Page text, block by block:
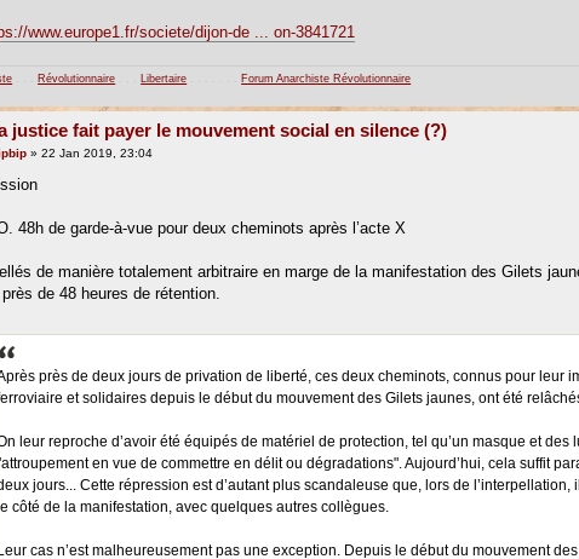
www.europe1.fr/societe/dijon-de ... on-3841721
Révolutionnaire Libertaire Forum Anarchiste Révolutionnaire
justice fait payer le mouvement social en silence (?)
» 22 Jan 2019, 23:04
48h de garde-à-vue pour deux cheminots après l’acte X
de manière totalement arbitraire en marge de la manifestation des Gilets
de 48 heures de rétention.
près de deux jours de privation de liberté, ces deux cheminots, connus pour leur
et solidaires depuis le début du mouvement des Gilets jaunes, ont été
leur reproche d’avoir été équipés de matériel de protection, tel qu’un masque et
en vue de commettre en délit ou dégradations". Aujourd’hui, cela suffit
jours... Cette répression est d’autant plus scandaleuse que, lors de
le côté de la manifestation, avec quelques autres collègues.
Leur cas n’est malheureusement pas une exception. Depuis le début du mouvement